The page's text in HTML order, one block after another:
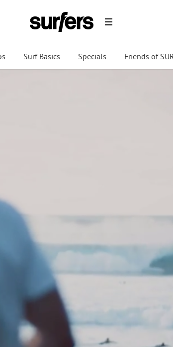
Surf Basics Specials Friends of